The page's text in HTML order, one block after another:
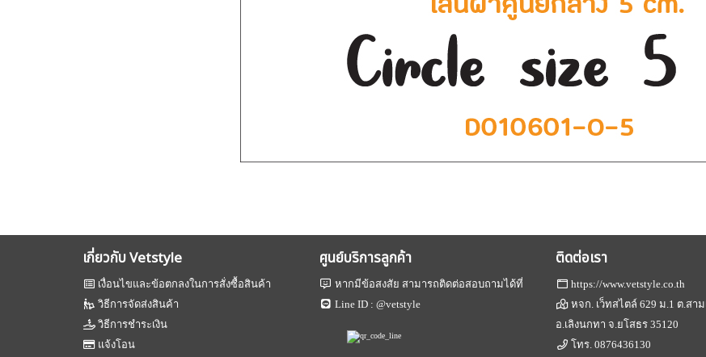
เกี่ยวกับ Vetstyle
เงื่อนไขและข้อตกลงในการสั่งซื้อสินค้า
วิธีการจัดส่งสินค้า
วิธีการชำระเงิน
แจ้งโอน
ศูนย์บริการลูกค้า
หากมีข้อสงสัย สามารถติดต่อสอบถามได้ที่
Line ID : @vetstyle
ติดต่อเรา
https://www.vetstyle.co.th
หจก. เว็ทสไตล์ 629 ม.1 ต.สา
อ.เลิงนกทา จ.ยโสธร 35120
โทร.0876436130